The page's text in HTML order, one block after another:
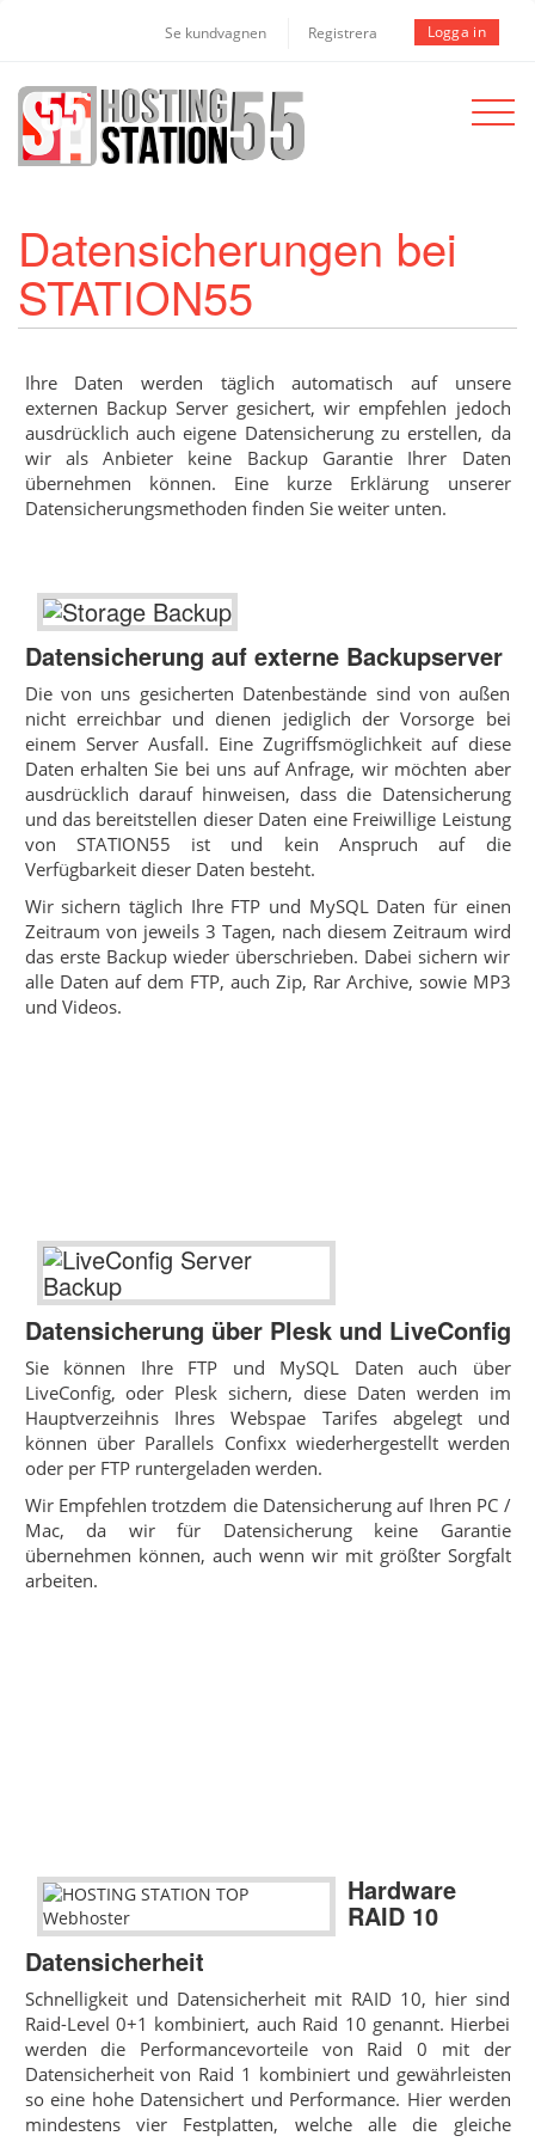
Se kundvagnen Registrera Logga in
Toggle
Datensicherungen bei
STATION55
Ihre Daten werden täglich automatisch auf unsere
externen Backup Server gesichert, wir empfehlen jedoch
ausdrücklich auch eigene Datensicherung zu erstellen, da
wir als Anbieter keine Backup Garantie Ihrer Daten
übernehmen können. Eine kurze Erklärung unserer
Datensicherungsmethoden finden Sie weiter unten.
Datensicherung auf externe Backupserver
Die von uns gesicherten Datenbestände sind von außen
nicht erreichbar und dienen jediglich der Vorsorge bei
einem Server Ausfall. Eine Zugriffsmöglichkeit auf diese
Daten erhalten Sie bei uns auf Anfrage, wir möchten aber
ausdrücklich darauf hinweisen, dass die Datensicherung
und das bereitstellen dieser Daten eine Freiwillige Leistung
von STATION55 ist und kein Anspruch auf die
Verfügbarkeit dieser Daten besteht.
Wir sichern täglich Ihre FTP und MySQL Daten für einen
Zeitraum von jeweils 3 Tagen, nach diesem Zeitraum wird
das erste Backup wieder überschrieben. Dabei sichern wir
alle Daten auf dem FTP, auch Zip, Rar Archive, sowie MP3
und Videos.
Datensicherung über Plesk und LiveConfig
Sie können Ihre FTP und MySQL Daten auch über
LiveConfig, oder Plesk sichern, diese Daten werden im
Hauptverzeihnis Ihres Webspae Tarifes abgelegt und
können über Parallels Confixx wiederhergestellt werden
oder per FTP runtergeladen werden.
Wir Empfehlen trotzdem die Datensicherung auf Ihren PC /
Mac, da wir für Datensicherung keine Garantie
übernehmen können, auch wenn wir mit größter Sorgfalt
arbeiten.
Hardware
RAID 10
Datensicherheit
Schnelligkeit und Datensicherheit mit RAID 10, hier sind
Raid-Level 0+1 kombiniert, auch Raid 10 genannt. Hierbei
werden die Performancevorteile von Raid 0 mit der
Datensicherheit von Raid 1 kombiniert und gewährleisten
so eine hohe Datensichert und Performance. Hier werden
mindestens vier Festplatten, welche alle die gleiche